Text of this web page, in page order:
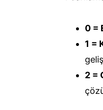
0 =
1 =
2 =